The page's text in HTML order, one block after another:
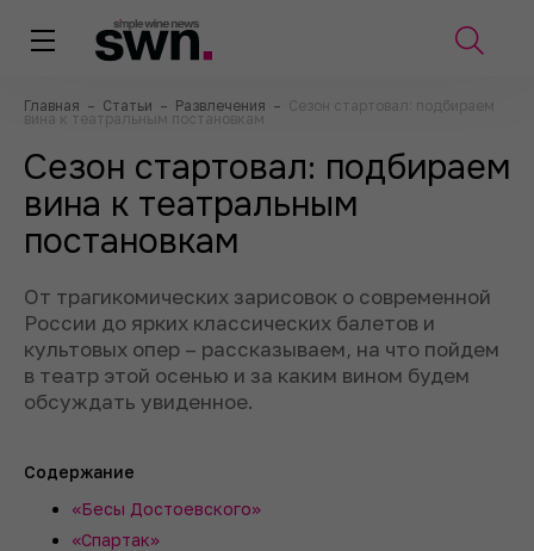
Главная – Статьи – Развлечения – Сезон стартовал: подбираем
вина к театральным постановкам
Сезон стартовал: подбираем
вина к театральным
постановкам
От трагикомических зарисовок о современной
России до ярких классических балетов и
культовых опер – рассказываем, на что пойдем
в театр этой осенью и за каким вином будем
обсуждать увиденное.
Содержание
«Бесы Достоевского»
«Спартак»